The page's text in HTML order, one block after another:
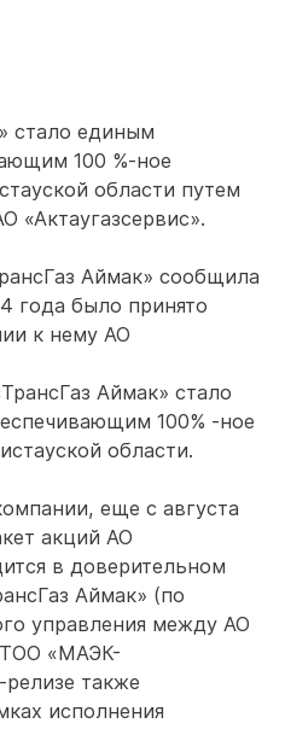
стало единым
100 %-ное
области путем
«Актаугазсервис».
Аймак» сообщила
года было принято
к нему АО
Аймак» стало
100% -ное
области.
еще с августа
акций АО
в доверительном
Аймак» (по
управления между АО
ТОО «МАЭК-
также
исполнения